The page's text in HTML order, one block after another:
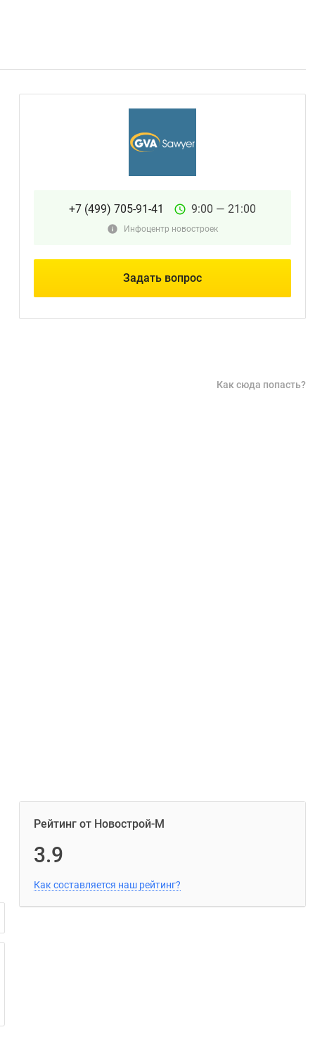
+7 (499) 705-91-41 9:00 — 21:00
Инфоцентр новостроек
Задать вопрос
Как сюда попасть?
Рейтинг от Новострой-М
3.9
Как составляется наш рейтинг?